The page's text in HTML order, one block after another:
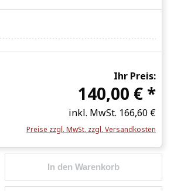
Ihr Preis:
140,00 € *
inkl. MwSt. 166,60 €
Preise zzgl. MwSt. zzgl. Versandkosten
Gib den gewünschten Wert
In den Warenkorb